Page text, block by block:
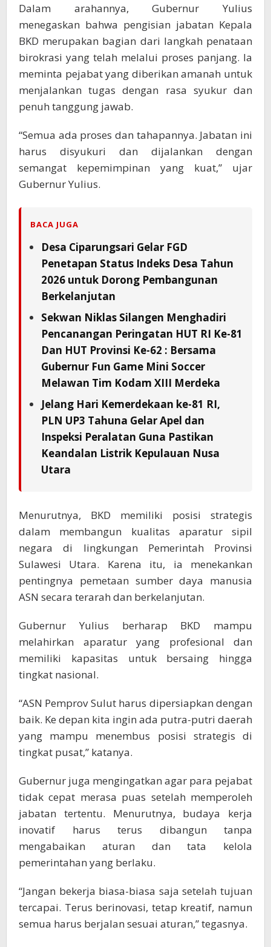
Dalam arahannya, Gubernur Yulius
menegaskan bahwa pengisian jabatan Kepala
BKD merupakan bagian dari langkah penataan
birokrasi yang telah melalui proses panjang. Ia
meminta pejabat yang diberikan amanah untuk
menjalankan tugas dengan rasa syukur dan
penuh tanggung jawab.
“Semua ada proses dan tahapannya. Jabatan ini
harus disyukuri dan dijalankan dengan
semangat kepemimpinan yang kuat,” ujar
Gubernur Yulius.
BACA JUGA
Desa Ciparungsari Gelar FGD
Penetapan Status Indeks Desa Tahun
2026 untuk Dorong Pembangunan
Berkelanjutan
Sekwan Niklas Silangen Menghadiri
Pencanangan Peringatan HUT RI Ke-81
Dan HUT Provinsi Ke-62 : Bersama
Gubernur Fun Game Mini Soccer
Melawan Tim Kodam XIII Merdeka
Jelang Hari Kemerdekaan ke-81 RI,
PLN UP3 Tahuna Gelar Apel dan
Inspeksi Peralatan Guna Pastikan
Keandalan Listrik Kepulauan Nusa
Utara
Menurutnya, BKD memiliki posisi strategis
dalam membangun kualitas aparatur sipil
negara di lingkungan Pemerintah Provinsi
Sulawesi Utara. Karena itu, ia menekankan
pentingnya pemetaan sumber daya manusia
ASN secara terarah dan berkelanjutan.
Gubernur Yulius berharap BKD mampu
melahirkan aparatur yang profesional dan
memiliki kapasitas untuk bersaing hingga
tingkat nasional.
“ASN Pemprov Sulut harus dipersiapkan dengan
baik. Ke depan kita ingin ada putra-putri daerah
yang mampu menembus posisi strategis di
tingkat pusat,” katanya.
Gubernur juga mengingatkan agar para pejabat
tidak cepat merasa puas setelah memperoleh
jabatan tertentu. Menurutnya, budaya kerja
inovatif harus terus dibangun tanpa
mengabaikan aturan dan tata kelola
pemerintahan yang berlaku.
“Jangan bekerja biasa-biasa saja setelah tujuan
tercapai. Terus berinovasi, tetap kreatif, namun
semua harus berjalan sesuai aturan,” tegasnya.